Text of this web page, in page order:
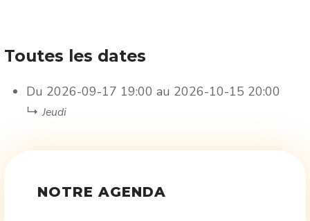
Toutes les dates
Du 2026-09-17 19:00 au 2026-10-15 20:00
↳Jeudi
NOTRE AGENDA